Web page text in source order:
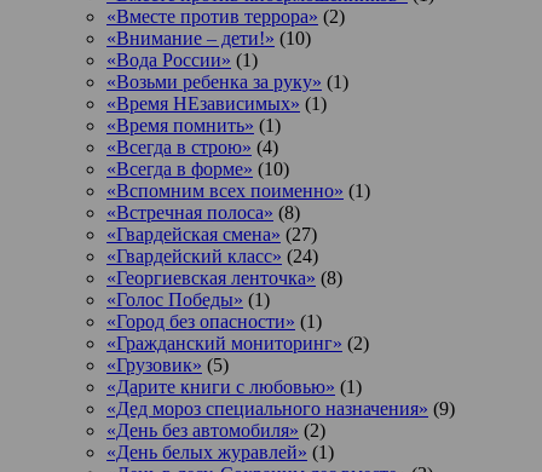
«Вместе против террора» (2)
«Внимание – дети!» (10)
«Вода России» (1)
«Возьми ребенка за руку» (1)
«Время НЕзависимых» (1)
«Время помнить» (1)
«Всегда в строю» (4)
«Всегда в форме» (10)
«Вспомним всех поименно» (1)
«Встречная полоса» (8)
«Гвардейская смена» (27)
«Гвардейский класс» (24)
«Георгиевская ленточка» (8)
«Голос Победы» (1)
«Город без опасности» (1)
«Гражданский мониторинг» (2)
«Грузовик» (5)
«Дарите книги с любовью» (1)
«Дед мороз специального назначения» (9)
«День без автомобиля» (2)
«День белых журавлей» (1)